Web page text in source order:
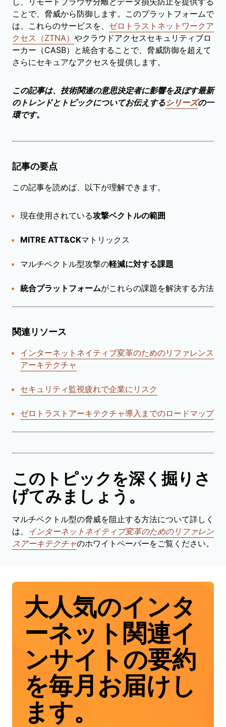
ことで、脅威から防御します。このプラットフォームで
は、これらのサービスを、 ゼロトラストネットワークア
クセス（ZTNA） やクラウドアクセスセキュリティブロ
ーカー（CASB）と統合することで、脅威防御を超えて
さらにセキュアなアクセスを提供します。
この記事は、技術関連の意思決定者に影響を及ぼす最新
のトレンドとトピックについてお伝えするシリーズの一
環です。
記事の要点
この記事を読めば、以下が理解できます。
現在使用されている攻撃ベクトルの範囲
MITRE ATT&CKマトリックス
マルチベクトル型攻撃の軽減に対する課題
統合プラットフォームがこれらの課題を解決する方法
関連リソース
インターネットネイティブ変革のためのリファレンス
アーキテクチャ
セキュリティ監視疲れで企業にリスク
ゼロトラストアーキテクチャ導入までのロードマップ
このトピックを深く掘りさ
げてみましょう。
マルチベクトル型の脅威を阻止する方法について詳しく
は、 インターネットネイティブ変革のためのリファレン
スアーキテクチャのホワイトペーパーをご覧ください。
大人気のインタ
ーネット関連イ
ンサイトの要約
を毎月お届けし
ます。